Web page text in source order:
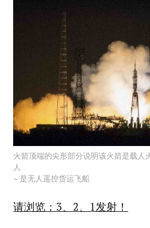
火箭顶端的尖形部分说明该火箭是载人
人
– 是无人遥控货运飞船
请浏览：3、2、1发射！